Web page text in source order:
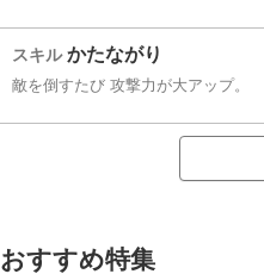
スキルかたながり
敵を倒すたび 攻撃力が大アップ。
おすすめ特集